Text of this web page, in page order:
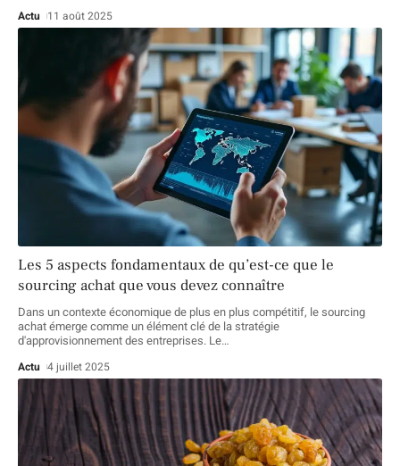
Actu 11 août 2025
Les 5 aspects fondamentaux de qu’est-ce que le
sourcing achat que vous devez connaître
Dans un contexte économique de plus en plus compétitif, le sourcing
achat émerge comme un élément clé de la stratégie
d'approvisionnement des entreprises. Le…
Actu 4 juillet 2025